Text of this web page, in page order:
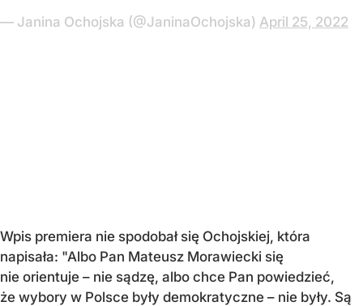
— Janina Ochojska (@JaninaOchojska) April 25, 2022
Wpis premiera nie spodobał się Ochojskiej, która
napisała: "Albo Pan Mateusz Morawiecki się
nie orientuje – nie sądzę, albo chce Pan powiedzieć,
że wybory w Polsce były demokratyczne – nie były. Są